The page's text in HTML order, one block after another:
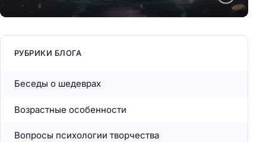
РУБРИКИ БЛОГА
Беседы о шедеврах
Возрастные особенности
Вопросы психологии творчества